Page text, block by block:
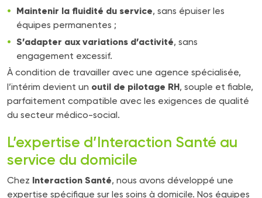
Maintenir la fluidité du service, sans épuiser les
équipes permanentes ;
S’adapter aux variations d’activité, sans
engagement excessif.
À condition de travailler avec une agence spécialisée,
l’intérim devient un outil de pilotage RH, souple et fiable,
parfaitement compatible avec les exigences de qualité
du secteur médico-social.
L’expertise d’Interaction Santé au
service du domicile
Chez Interaction Santé, nous avons développé une
expertise spécifique sur les soins à domicile. Nos équipes